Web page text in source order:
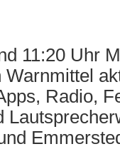
11:20 Uhr
Warnmittel
Radio,